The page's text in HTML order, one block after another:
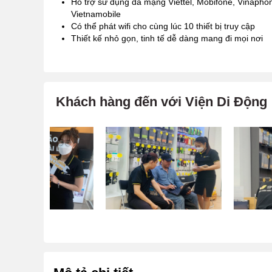
Vietnamobile
Có thể phát wifi cho cùng lúc 10 thiết bị truy cập
Thiết kế nhỏ gọn, tinh tế dễ dàng mang đi mọi nơi
Khách hàng đến với Viện Di Động